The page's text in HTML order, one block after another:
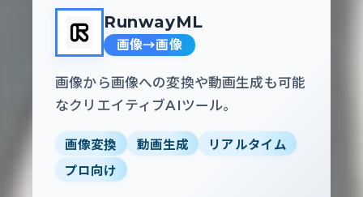
RunwayML
画像→画像
画像から画像への変換や動画生成も可能
なクリエイティブAIツール。
画像変換 動画生成
リアルタイム
プロ向け